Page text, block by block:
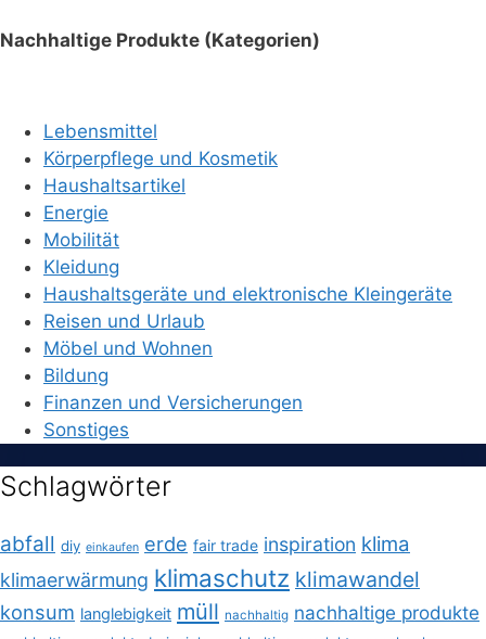
Nachhaltige Produkte (Kategorien)
Lebensmittel
Körperpflege und Kosmetik
Haushaltsartikel
Energie
Mobilität
Kleidung
Haushaltsgeräte und elektronische Kleingeräte
Reisen und Urlaub
Möbel und Wohnen
Bildung
Finanzen und Versicherungen
Sonstiges
Schlagwörter
abfall diy einkaufen erde fair trade inspiration klima
klimaerwärmung klimaschutz klimawandel
konsum langlebigkeit müll nachhaltig nachhaltige produkte